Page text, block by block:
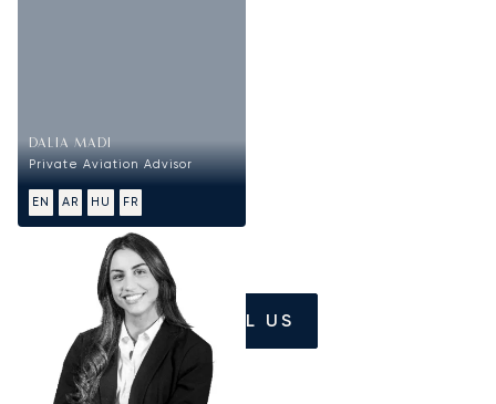
DALIA MADI
Private Aviation Advisor
EN AR HU FR
CALL US